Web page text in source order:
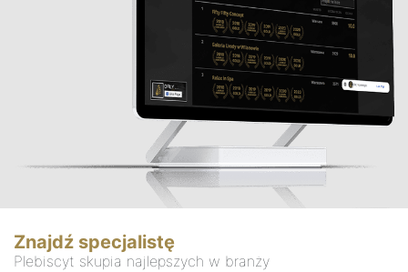
Znajdź specjalistę
Plebiscyt skupia najlepszych w branży